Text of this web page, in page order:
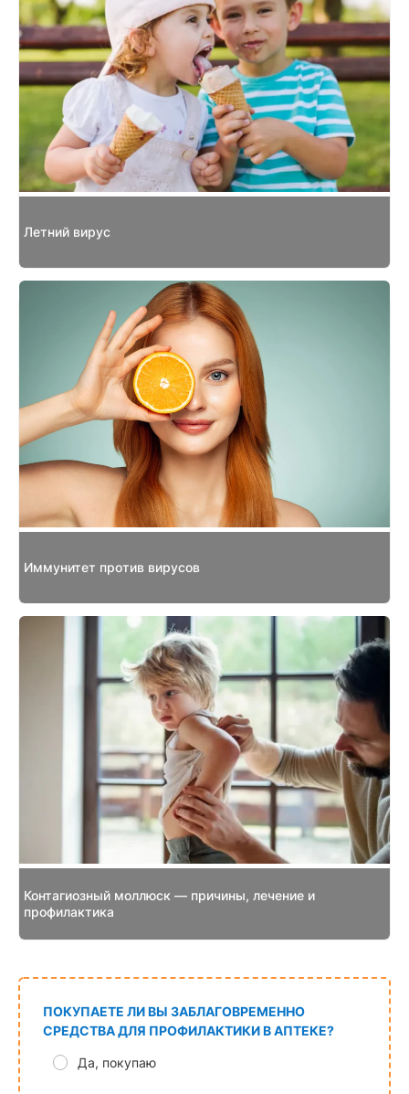
Летний вирус
Иммунитет против вирусов
Контагиозный моллюск — причины, лечение и
профилактика
ПОКУПАЕТЕ ЛИ ВЫ ЗАБЛАГОВРЕМЕННО
СРЕДСТВА ДЛЯ ПРОФИЛАКТИКИ В АПТЕКЕ?
Да, покупаю